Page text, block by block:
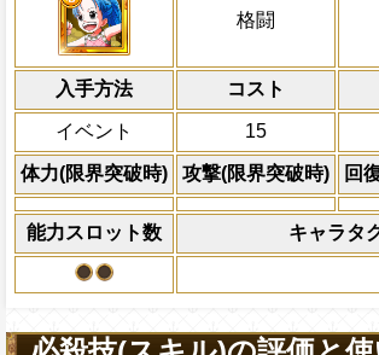
格闘
入手方法 コスト
イベント 15
体力(限界突破時) 攻撃(限界突破時) 回
能力スロット数 キャラタ
残り体力が少ないほ
船長効果
に
必殺技
タ
敵
体
(最
え
に
アクション
を
コーザ
Lv